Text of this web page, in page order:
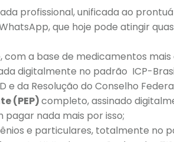
profissional, unificada ao
que hoje pode atingir
com a base de medicamentos
digitalmente no padrão ICP-
e da Resolução do Conselho
(PEP)completo,assinado
pagar nada mais por isso;
e particulares, totalmente no